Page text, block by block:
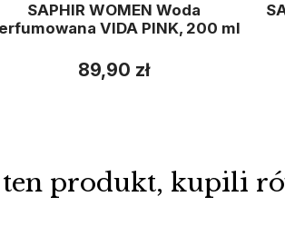
SAPHIR WOMEN Woda
VIDA PINK, 200 ml
89,90 zł
produkt, kupili